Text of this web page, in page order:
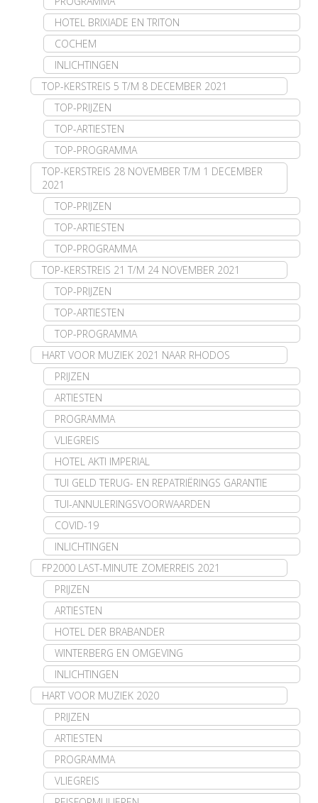
HOTEL BRIXIADE EN TRITON
COCHEM
INLICHTINGEN
TOP-KERSTREIS 5 T/M 8 DECEMBER 2021
TOP-PRIJZEN
TOP-ARTIESTEN
TOP-PROGRAMMA
TOP-KERSTREIS 28 NOVEMBER T/M 1 DECEMBER
2021
TOP-PRIJZEN
TOP-ARTIESTEN
TOP-PROGRAMMA
TOP-KERSTREIS 21 T/M 24 NOVEMBER 2021
TOP-PRIJZEN
TOP-ARTIESTEN
TOP-PROGRAMMA
HART VOOR MUZIEK 2021 NAAR RHODOS
PRIJZEN
ARTIESTEN
PROGRAMMA
VLIEGREIS
HOTEL AKTI IMPERIAL
TUI GELD TERUG- EN REPATRIËRINGS GARANTIE
TUI-ANNULERINGSVOORWAARDEN
COVID-19
INLICHTINGEN
FP2000 LAST-MINUTE ZOMERREIS 2021
PRIJZEN
ARTIESTEN
HOTEL DER BRABANDER
WINTERBERG EN OMGEVING
INLICHTINGEN
HART VOOR MUZIEK 2020
PRIJZEN
ARTIESTEN
PROGRAMMA
VLIEGREIS